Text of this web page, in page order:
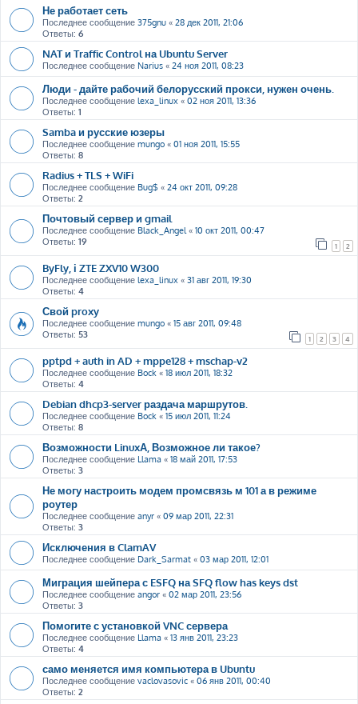
Не работает сеть
Последнее сообщение 375gnu « 28 дек 2011, 21:06
Ответы: 6
NAT и Traffic Control на Ubuntu Server
Последнее сообщение Narius « 24 ноя 2011, 08:23
Люди - дайте рабочий белорусский прокси, нужен очень.
Последнее сообщение lexa_linux « 02 ноя 2011, 13:36
Ответы: 1
Samba и русские юзеры
Последнее сообщение mungo « 01 ноя 2011, 15:55
Ответы: 8
Radius + TLS + WiFi
Последнее сообщение Bug$ « 24 окт 2011, 09:28
Ответы: 2
Почтовый сервер и gmail
Последнее сообщение Black_Angel« 10 окт 2011, 00:47
Ответы: 19 1 2
ByFly, і ZTE ZXV10 W300
Последнее сообщение lexa_linux « 31 авг 2011, 19:30
Ответы: 4
Свой proxy
Последнее сообщение mungo « 15 авг 2011, 09:48
Ответы: 53 1 2 3 4
pptpd + auth in AD + mppe128 + mschap-v2
Последнее сообщение Bock « 18 июл 2011, 18:32
Ответы: 4
Debian dhcp3-server раздача маршрутов.
Последнее сообщение Bock « 15 июл 2011, 11:24
Ответы: 8
Возможности LinuxА, Возможное ли такое?
Последнее сообщение Llama « 18 май 2011, 17:53
Ответы: 3
Не могу настроить модем промсвязь м 101 а в режиме
роутер
Последнее сообщение anyr « 09 мар 2011, 22:31
Ответы: 3
Исключения в ClamAV
Последнее сообщение Dark_Sarmat « 03 мар 2011, 12:01
Миграция шейпера с ESFQ на SFQ flow has keys dst
Последнее сообщение angor « 02 мар 2011, 23:56
Ответы: 3
Помогите с установкой VNC сервера
Последнее сообщение Llama « 13 янв 2011, 23:23
Ответы: 4
само меняется имя компьютера в Ubuntu
Последнее сообщение vaclovasovic « 06 янв 2011, 00:40
Ответы: 2